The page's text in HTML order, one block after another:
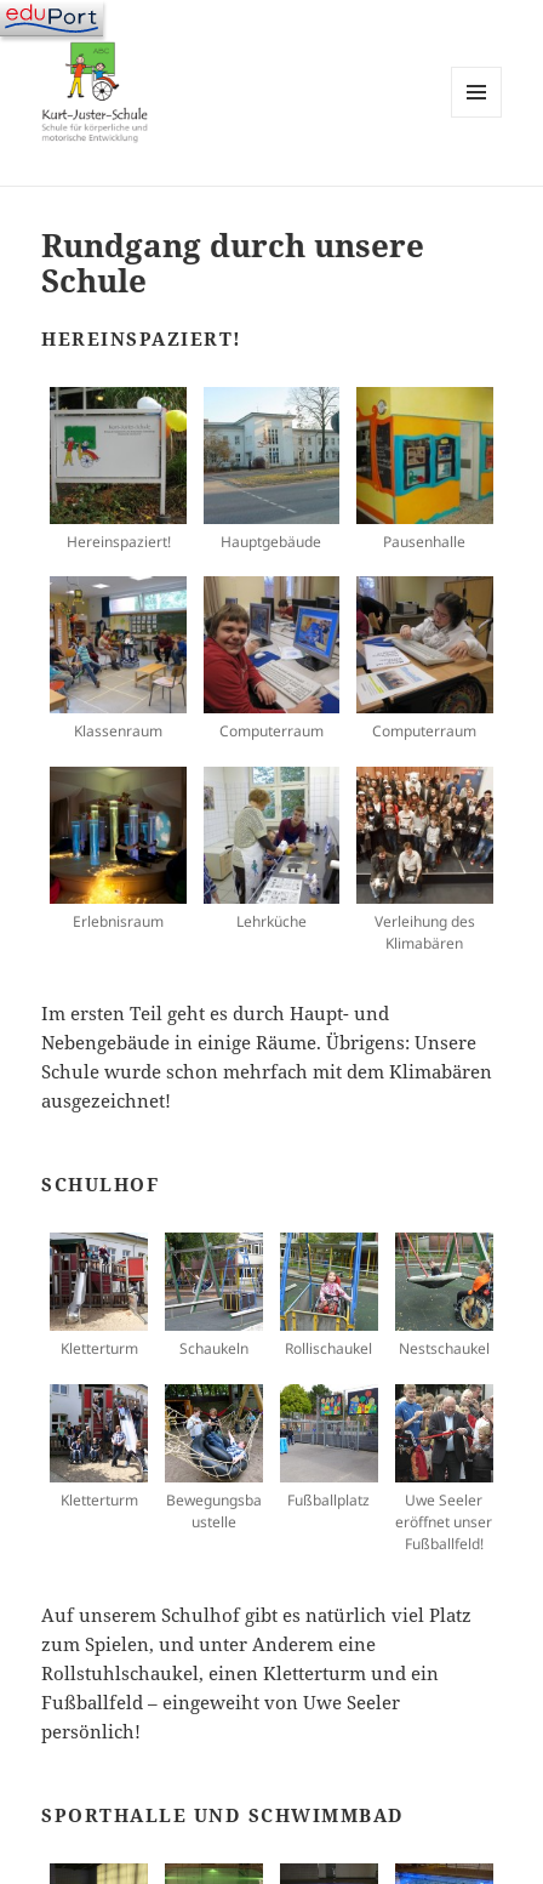
Rundgang durch unsere
Schule
HEREINSPAZIERT!
Hereinspaziert! Hauptgebäude Pausenhalle
Klassenraum Computerraum Computerraum
Erlebnisraum Lehrküche
Verleihung des
Klimabären
Im ersten Teil geht es durch Haupt- und
Nebengebäude in einige Räume. Übrigens: Unsere
Schule wurde schon mehrfach mit dem Klimabären
ausgezeichnet!
SCHULHOF
Kletterturm Schaukeln Rollischaukel Nestschaukel
Kletterturm
Bewegungsba
ustelle
Fußballplatz
Uwe Seeler
eröffnet unser
Fußballfeld!
Auf unserem Schulhof gibt es natürlich viel Platz
zum Spielen, und unter Anderem eine
Rollstuhlschaukel, einen Kletterturm und ein
Fußballfeld – eingeweiht von Uwe Seeler
persönlich!
SPORTHALLE UND SCHWIMMBAD